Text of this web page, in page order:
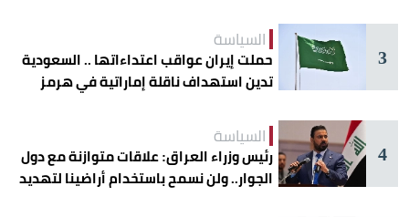
3
السياسة
حملت إيران عواقب اعتداءاتها .. السعودية
تدين استهداف ناقلة إماراتية في هرمز
4
السياسة
رئيس وزراء العراق: علاقات متوازنة مع دول
الجوار.. ولن نسمح باستخدام أراضينا لتهديد